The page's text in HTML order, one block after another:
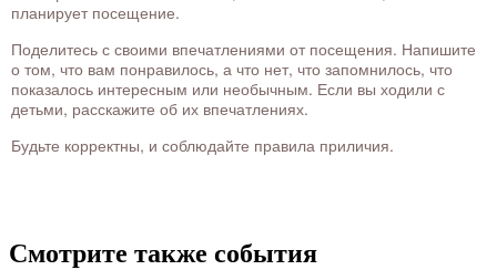
планирует посещение.
Поделитесь с своими впечатлениями от посещения. Напишите
о том, что вам понравилось, а что нет, что запомнилось, что
показалось интересным или необычным. Если вы ходили с
детьми, расскажите об их впечатлениях.
Будьте корректны, и соблюдайте правила приличия.
Смотрите также события